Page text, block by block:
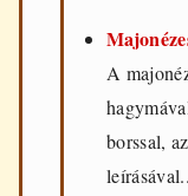
A
borssal,